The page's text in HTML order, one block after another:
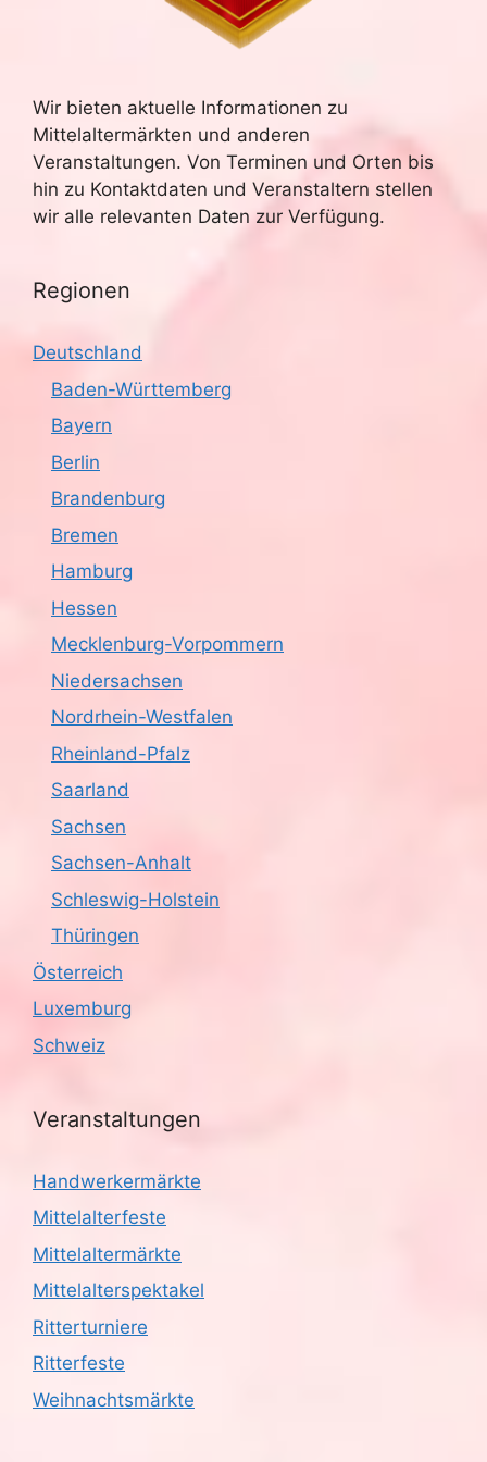
Wir bieten aktuelle Informationen zu
Mittelaltermärkten und anderen
Veranstaltungen. Von Terminen und Orten bis
hin zu Kontaktdaten und Veranstaltern stellen
wir alle relevanten Daten zur Verfügung.
Regionen
Deutschland
Baden-Württemberg
Bayern
Berlin
Brandenburg
Bremen
Hamburg
Hessen
Mecklenburg-Vorpommern
Niedersachsen
Nordrhein-Westfalen
Rheinland-Pfalz
Saarland
Sachsen
Sachsen-Anhalt
Schleswig-Holstein
Thüringen
Österreich
Luxemburg
Schweiz
Veranstaltungen
Handwerkermärkte
Mittelalterfeste
Mittelaltermärkte
Mittelalterspektakel
Ritterturniere
Ritterfeste
Weihnachtsmärkte